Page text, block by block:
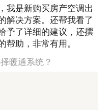
我是新购买房产空调出
解决方案。还帮我看了
予了详细的建议，还撰
帮助，非常有用。
暖通系统？